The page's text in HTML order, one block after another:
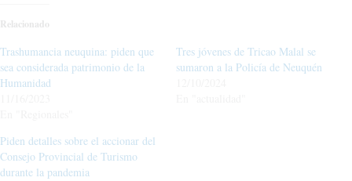
Relacionado
Trashumancia neuquina: piden que
sea considerada patrimonio de la
Humanidad
Tres jóvenes de Tricao Malal se
sumaron a la Policía de Neuquén
Piden detalles sobre el accionar del
Consejo Provincial de Turismo
durante la pandemia